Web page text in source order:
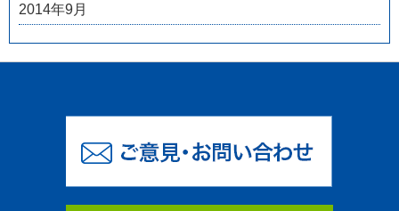
2014年9月